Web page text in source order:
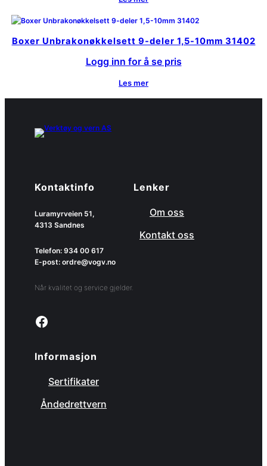
Boxer Unbrakonøkkelsett 9-deler 1,5-10mm 31402
Logg inn for å se pris
Les mer
Kontaktinfo
Luramyrveien 51,
4313 Sandnes
Telefon: 934 00 617
E-post: ordre@vogv.no
Når kvalitet og service gjelder.
Link to facebook page
Lenker
Om oss
Kontakt oss
Informasjon
Sertifikater
Åndedrettvern